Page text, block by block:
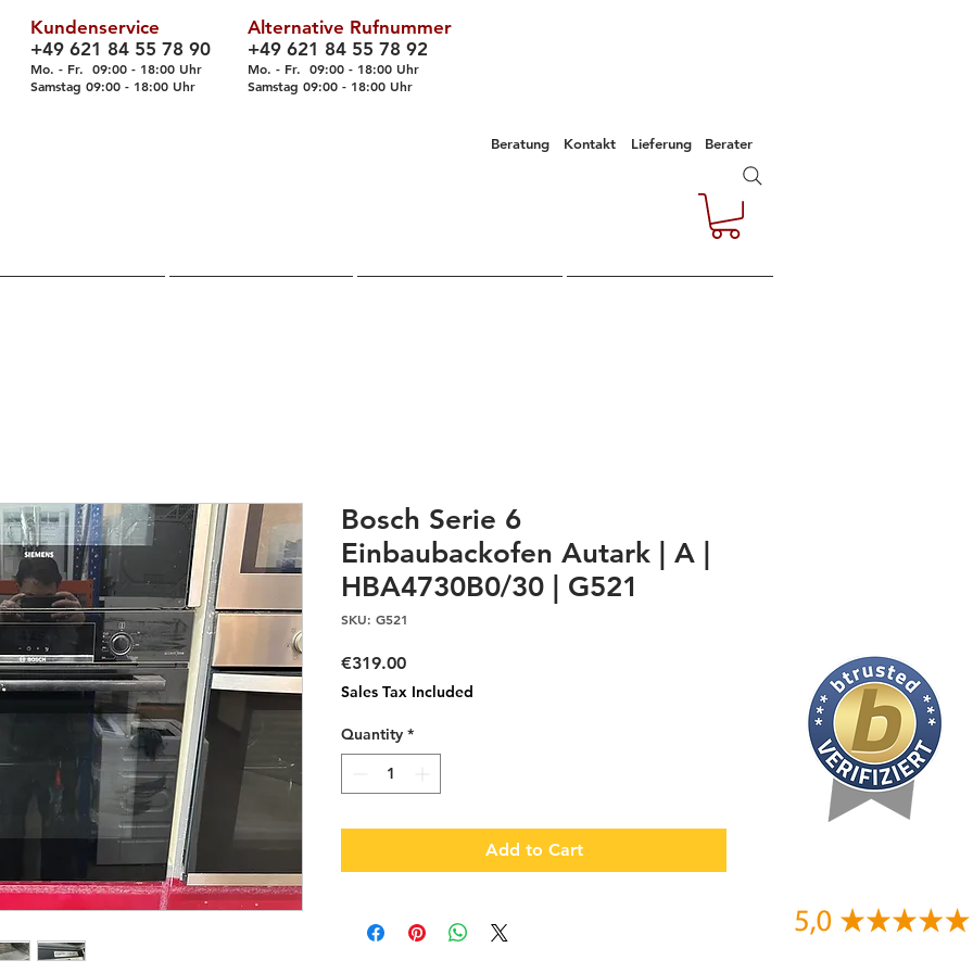
Kundenservice
+49 621 84 55 78 90
Mo. - Fr. 09:00 - 18:00 Uhr
Samstag 09:00 - 18:00 Uhr
Alternative Rufnummer
+49 621 84 55 78 92
Mo. - Fr. 09:00 - 18:00 Uhr
Samstag 09:00 - 18:00 Uhr
Beratung Kontakt Lieferung Berater
Bosch Serie 6
Einbaubackofen Autark | A |
HBA4730B0/30 | G521
SKU: G521
€319.00Price
Sales Tax Included
Quantity *
Add to Cart